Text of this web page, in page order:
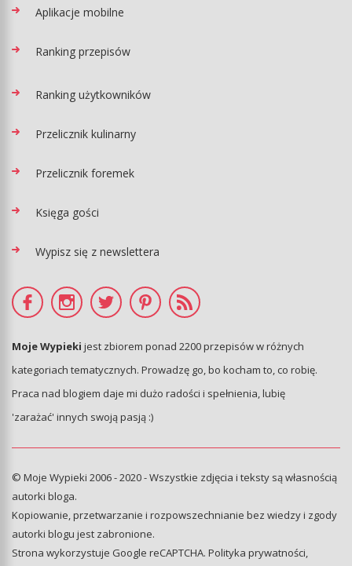
Aplikacje mobilne
Ranking przepisów
Ranking użytkowników
Przelicznik kulinarny
Przelicznik foremek
Księga gości
Wypisz się z newslettera
Moje Wypieki jest zbiorem ponad 2200 przepisów w różnych
kategoriach tematycznych. Prowadzę go, bo kocham to, co robię.
Praca nad blogiem daje mi dużo radości i spełnienia, lubię
'zarażać' innych swoją pasją :)
© Moje Wypieki 2006 - 2020 - Wszystkie zdjęcia i teksty są własnością
autorki bloga.
Kopiowanie, przetwarzanie i rozpowszechnianie bez wiedzy i zgody
autorki blogu jest zabronione.
Strona wykorzystuje Google reCAPTCHA. Polityka prywatności,